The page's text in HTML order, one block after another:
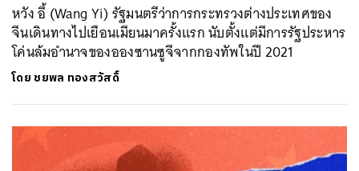
หวัง อี้ (Wang Yi) รัฐมนตรีว่าการกระทรวงต่างประเทศของ
จีนเดินทางไปเยือนเมียนมาครั้งแรก นับตั้งแต่มีการรัฐประหาร
โค่นล้มอำนาจของอองซานซูจีจากกองทัพในปี 2021
โดย ชยพล ทองสวัสดิ์